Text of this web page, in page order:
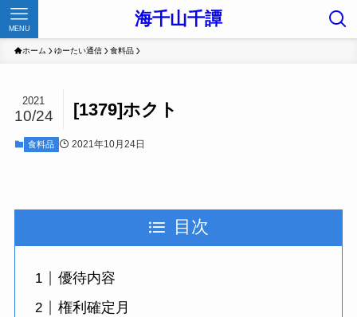
海千山千譚
MENU
ホーム ゆーたい通信 食料品
[1379]ホクト
2021
10/24
食料品 2021年10月24日
目次
優待内容
権利確定月